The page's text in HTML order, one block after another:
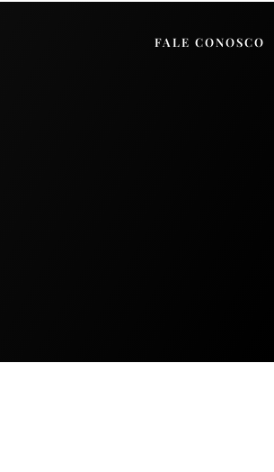
FALE CONOSCO